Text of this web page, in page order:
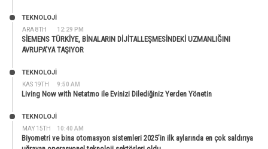
ARA 8TH 12:29 PM
TEKNOLOJİ
SİEMENS TÜRKİYE, BİNALARIN DİJİTALLEŞMESİNDEKİ UZMANLIĞINI
AVRUPA’YA TAŞIYOR
KAS 19TH 9:50 AM
TEKNOLOJİ
Living Now with Netatmo ile Evinizi Dilediğiniz Yerden Yönetin
MAY 15TH 10:40 AM
TEKNOLOJİ
Biyometri ve bina otomasyon sistemleri 2025’in ilk aylarında en çok saldırıya